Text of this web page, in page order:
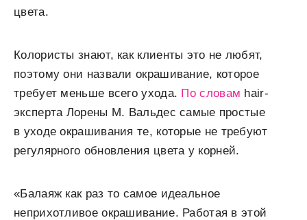
цвета.
Колористы знают, как клиенты это не любят,
поэтому они назвали окрашивание, которое
требует меньше всего ухода. По словам hair-
эксперта Лорены М. Вальдес самые простые
в уходе окрашивания те, которые не требуют
регулярного обновления цвета у корней.
«Балаяж как раз то самое идеальное
неприхотливое окрашивание. Работая в этой